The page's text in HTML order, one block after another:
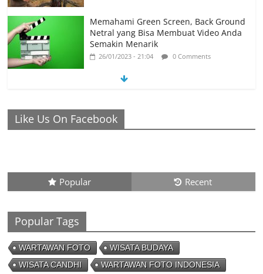
Memahami Green Screen, Back Ground
Netral yang Bisa Membuat Video Anda
Semakin Menarik
26/01/2023 - 21:04 0 Comments
Ronaldo Istiqomah di Al Nassr, Bersiap
26/01/2023 - 16:28
0 Comments
Like Us On Facebook
Popular Recent
Popular Tags
WARTAWAN FOTO
WISATA BUDAYA
WISATA CANDHI
WARTAWAN FOTO INDONESIA